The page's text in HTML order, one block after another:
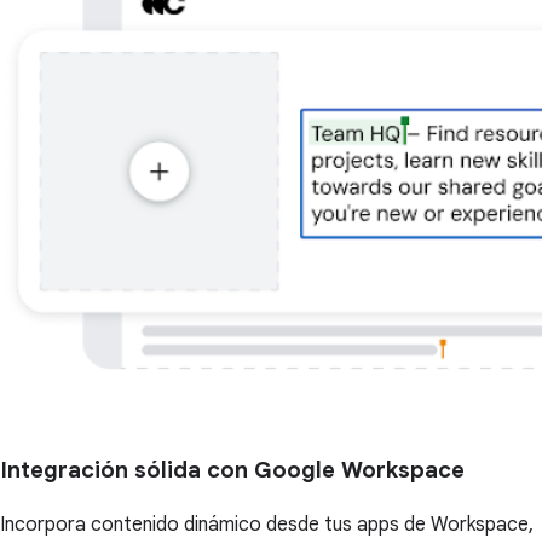
Integración sólida con Google Workspace
Incorpora contenido dinámico desde tus apps de Workspace,